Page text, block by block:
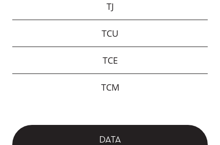
TJ
TCU
TCE
TCM
DATA